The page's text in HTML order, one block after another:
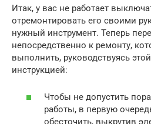
Итак, у вас не работает
отремонтировать его своими
нужный инструмент. Теперь
непосредственно к ремонту,
выполнить, руководствуясь
инструкцией:
Чтобы не допустить
работы, в первую
обесточить, выкрутив